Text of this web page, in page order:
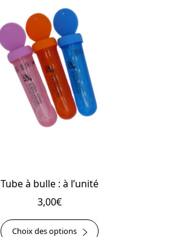
Tube à bulle : à l’unité
3,00€
Choix des options
Ce